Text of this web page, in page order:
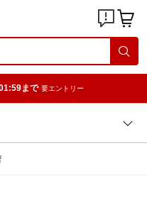
まで 要エントリー